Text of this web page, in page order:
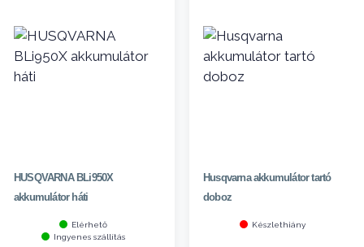
HUSQVARNA BLi950X
akkumulátor háti
Elérhető
Ingyenes szállítás
Husqvarna akkumulátor tartó
doboz
Készlethiány